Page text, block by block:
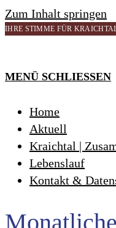
Zum Inhalt springen
IHRE STIMME FÜR
MENÜ SCHLIESSEN
Home
Aktuell
Kraichtal |
Lebenslauf
Kontakt &